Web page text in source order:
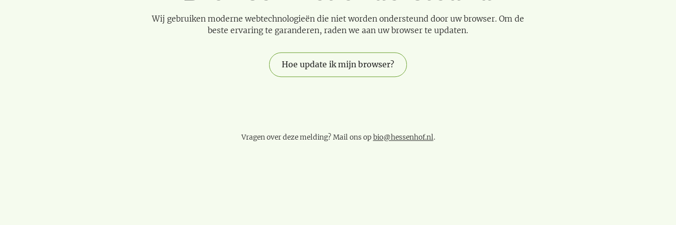
Wij gebruiken moderne webtechnologieën die niet worden ondersteund door uw browser. Om de
beste ervaring te garanderen, raden we aan uw browser te updaten.
Hoe update ik mijn browser?
Vragen over deze melding? Mail ons op bio@hessenhof.nl.